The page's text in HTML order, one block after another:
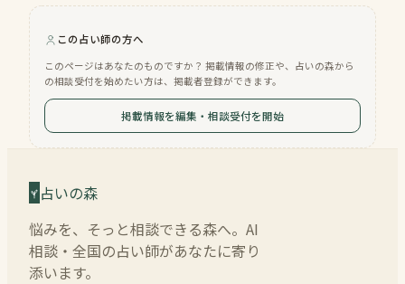
この占い師の方へ
このページはあなたのものですか？ 掲載情報の修正や、占いの森から
の相談受付を始めたい方は、掲載者登録ができます。
掲載情報を編集・相談受付を開始
占いの森
悩みを、そっと相談できる森へ。AI
相談・全国の占い師があなたに寄り
添います。